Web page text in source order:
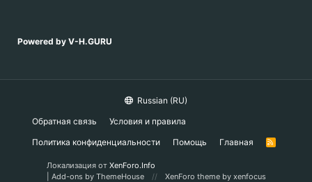
Powered by V-H.GURU
Russian (RU)
Обратная связь
Условия и правила
Политика конфиденциальности
Помощь Главная
R
Локализация от XenForo.Info
Add-ons by ThemeHouse XenForo theme by xenfocus